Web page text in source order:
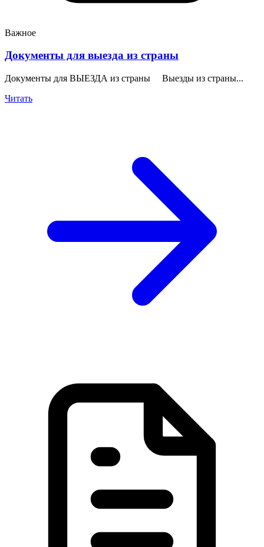
Важное
Документы для выезда из страны
Документы для ВЫЕЗДА из страны Выезды из страны...
Читать